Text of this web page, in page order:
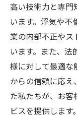
高い技術力と専門
います。浮気や
業の内部不正やス
います。また、
様に対して最適な
からの信頼に応
た私たちが、お
ビスを提供します